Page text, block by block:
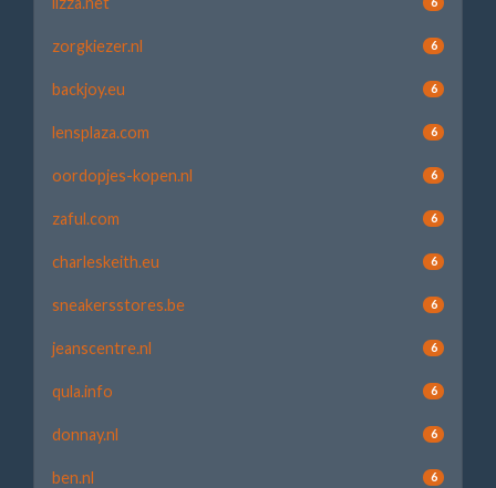
zorgkiezer.nl 6
backjoy.eu 6
lensplaza.com 6
oordopjes-kopen.nl 6
zaful.com 6
charleskeith.eu 6
sneakersstores.be 6
jeanscentre.nl 6
qula.info 6
donnay.nl 6
ben.nl 6